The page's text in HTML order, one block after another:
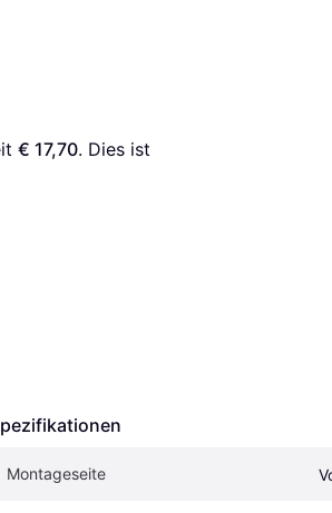
€ 17,70. Dies ist
Montageseite